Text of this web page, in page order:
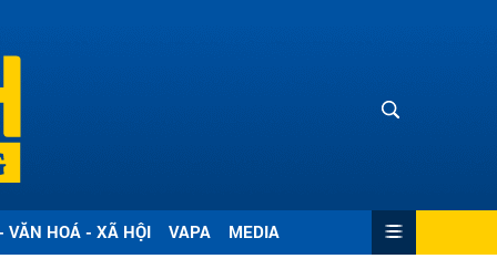
VĂN HOÁ - XÃ HỘI VAPA MEDIA